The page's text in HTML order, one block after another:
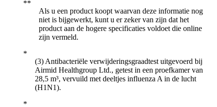
Als u een product koopt waarvan deze informatie nog
niet is bijgewerkt, kunt u er zeker van zijn dat het
product aan de hogere specificaties voldoet die online
zijn vermeld.
(3) Antibacteriële verwijderingsgraadtest uitgevoerd bij
Airmid Healthgroup Ltd., getest in een proefkamer van
28,5 m³, vervuild met deeltjes influenza A in de lucht
(H1N1).